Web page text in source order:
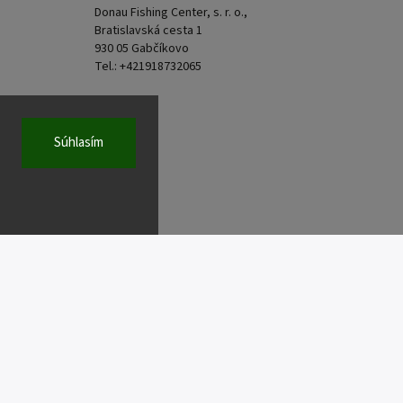
Súhlasím
Donau Fishing Center, s. r. o.,
Bratislavská cesta 1
930 05 Gabčíkovo
Tel.: +421918732065